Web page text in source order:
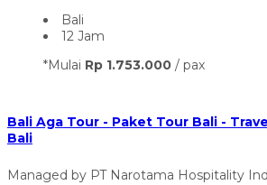
Bali
12 Jam
*Mulai Rp 1.753.000 / pax
Bali Aga Tour - Paket Tour Bali -
Bali
Managed by PT Narotama Hospitality